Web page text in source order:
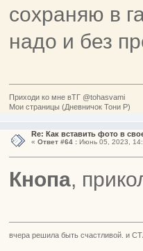
сохраняю в
надо и без
Приходи ко мне вТГ @tohasvami
Мои страницы (Дневничок Тони Р)
Re: Как вставить фото в
« Ответ #64 :Июнь 05, 2023,
Кнопа,
вчера решила быть счастливой. и